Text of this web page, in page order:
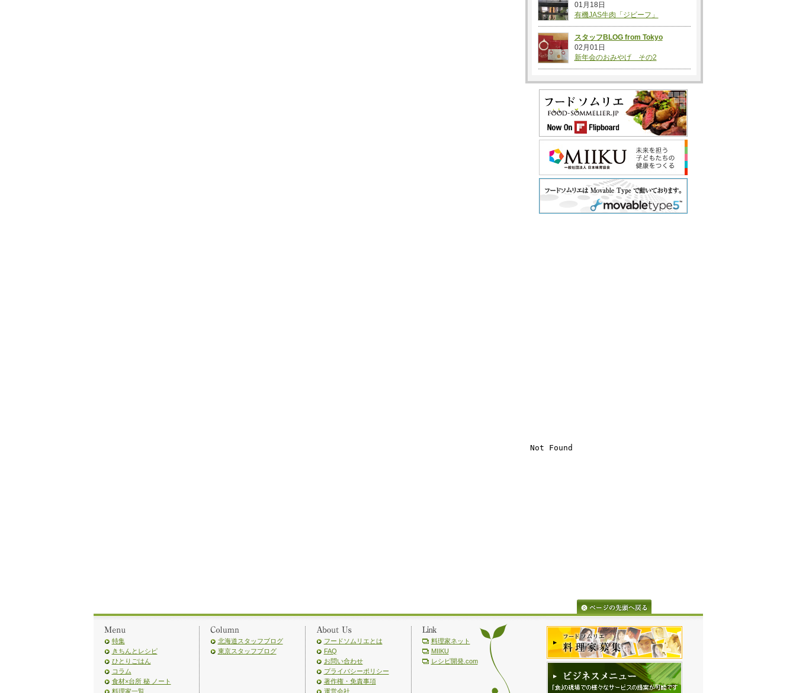
01月18日
有機JAS牛肉「ジビーフ」
スタッフBLOG from Tokyo
02月01日
新年会のおみやげ その2
特集
きちんとレシピ
ひとりごはん
コラム
食材×台所 秘 ノート
料理家一覧
北海道スタッフブログ
東京スタッフブログ
フードソムリエとは
FAQ
お問い合わせ
プライバシーポリシー
著作権・免責事項
運営会社
料理家ネット
MIIKU
レシピ開発.com